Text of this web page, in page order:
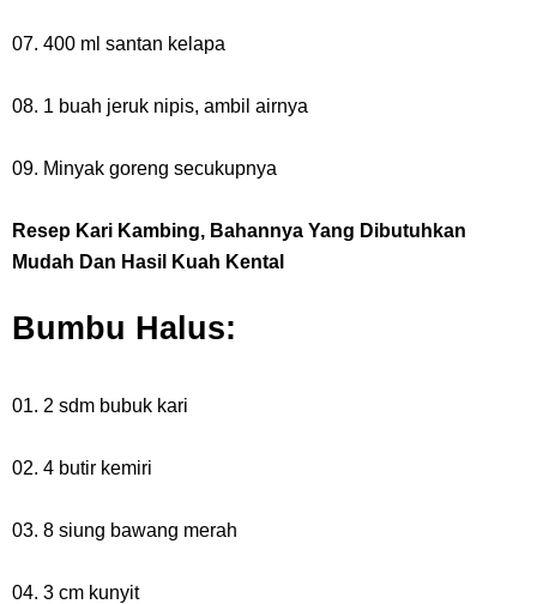
07. 400 ml santan kelapa
08. 1 buah jeruk nipis, ambil airnya
09. Minyak goreng secukupnya
Resep Kari Kambing, Bahannya Yang Dibutuhkan
Mudah Dan Hasil Kuah Kental
Bumbu Halus:
01. 2 sdm bubuk kari
02. 4 butir kemiri
03. 8 siung bawang merah
04. 3 cm kunyit